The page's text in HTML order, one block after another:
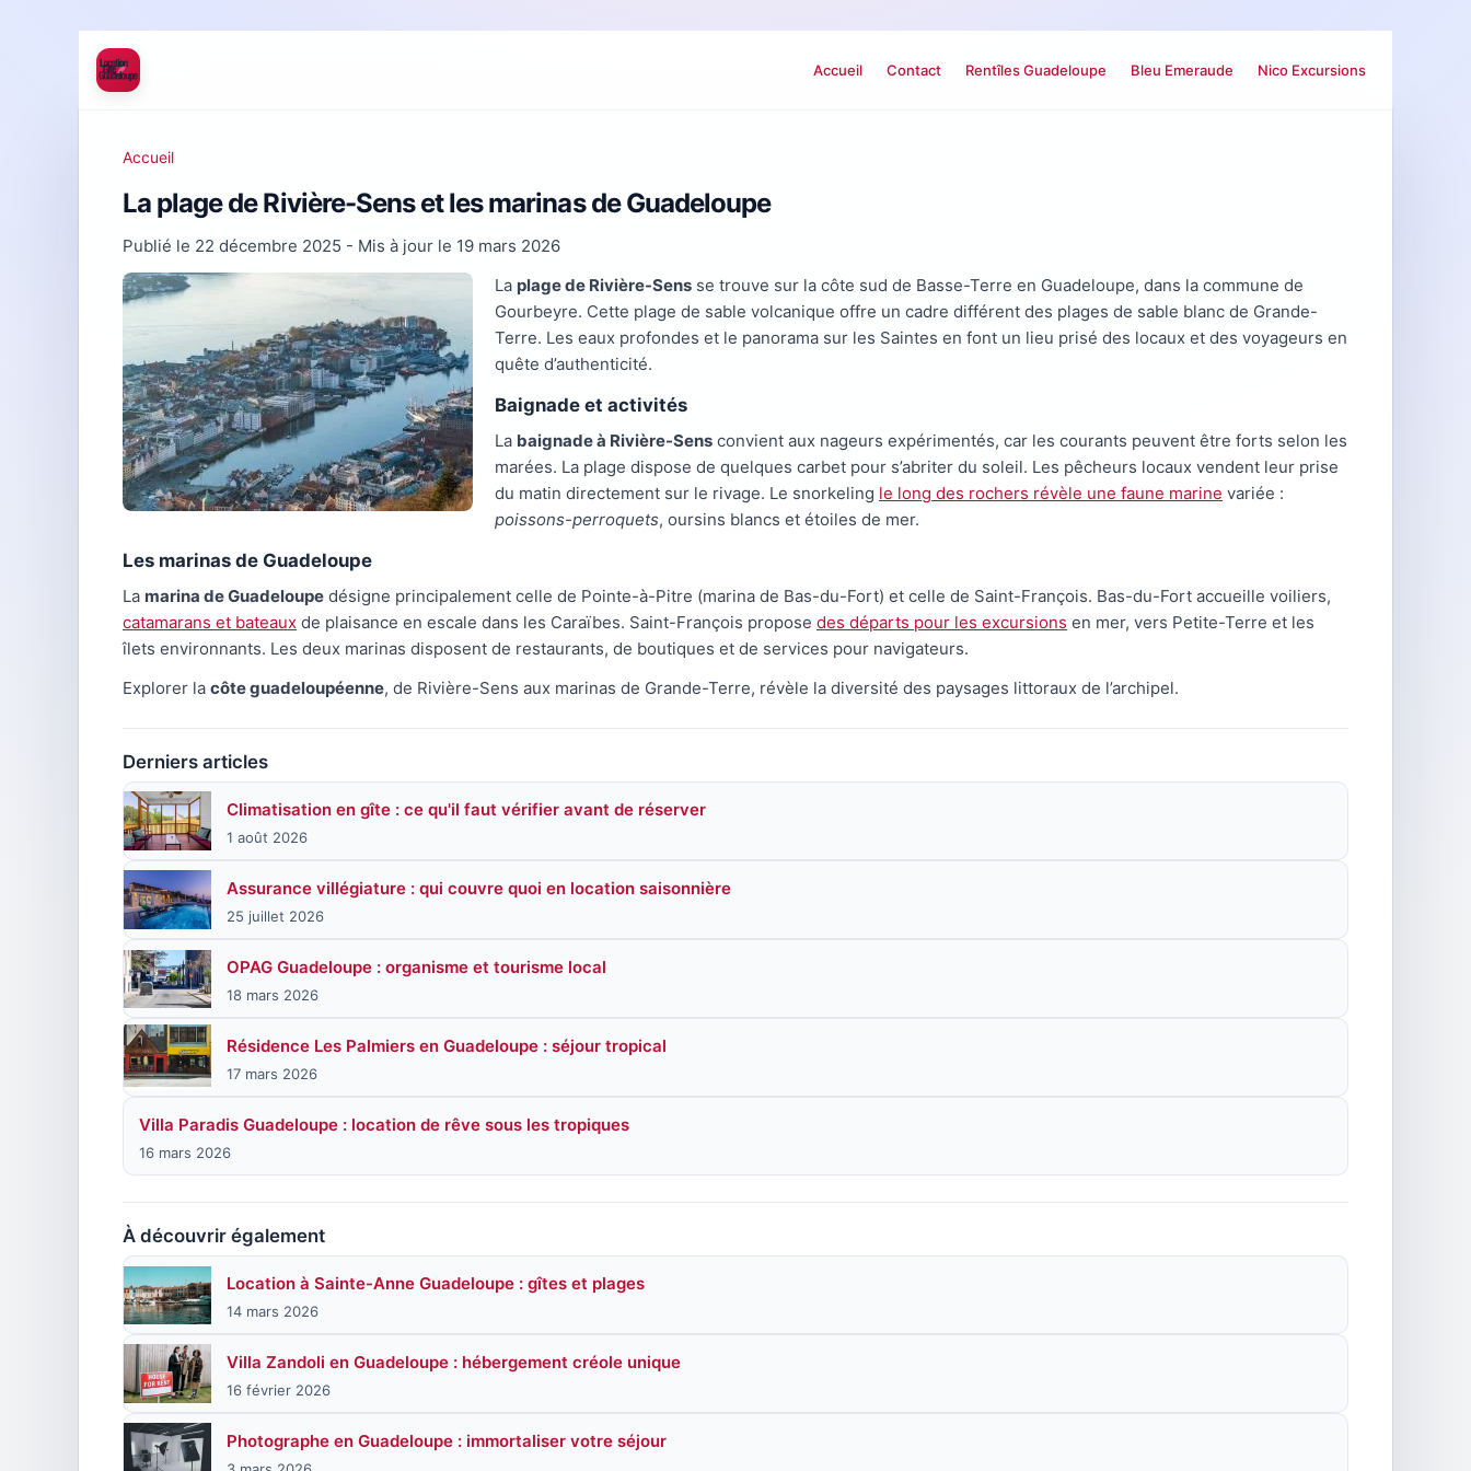
Accueil Contact Rentîles Guadeloupe Bleu Emeraude Nico Excursions
Accueil
La plage de Rivière-Sens et les marinas de Guadeloupe
Publié le 22 décembre 2025 - Mis à jour le 19 mars 2026
La plage de Rivière-Sens se trouve sur la côte sud de Basse-Terre en Guadeloupe, dans la commune de
Gourbeyre. Cette plage de sable volcanique offre un cadre différent des plages de sable blanc de Grande-
Terre. Les eaux profondes et le panorama sur les Saintes en font un lieu prisé des locaux et des voyageurs en
quête d’authenticité.
Baignade et activités
La baignade à Rivière-Sens convient aux nageurs expérimentés, car les courants peuvent être forts selon les
marées. La plage dispose de quelques carbet pour s’abriter du soleil. Les pêcheurs locaux vendent leur prise
du matin directement sur le rivage. Le snorkeling le long des rochers révèle une faune marine variée :
poissons-perroquets, oursins blancs et étoiles de mer.
Les marinas de Guadeloupe
La marina de Guadeloupe désigne principalement celle de Pointe-à-Pitre (marina de Bas-du-Fort) et celle de Saint-François. Bas-du-Fort accueille voiliers,
catamarans et bateaux de plaisance en escale dans les Caraïbes. Saint-François propose des départs pour les excursions en mer, vers Petite-Terre et les
îlets environnants. Les deux marinas disposent de restaurants, de boutiques et de services pour navigateurs.
Explorer la côte guadeloupéenne, de Rivière-Sens aux marinas de Grande-Terre, révèle la diversité des paysages littoraux de l’archipel.
Derniers articles
Climatisation en gîte : ce qu'il faut vérifier avant de réserver
1 août 2026
Assurance villégiature : qui couvre quoi en location saisonnière
25 juillet 2026
OPAG Guadeloupe : organisme et tourisme local
18 mars 2026
Résidence Les Palmiers en Guadeloupe : séjour tropical
17 mars 2026
Villa Paradis Guadeloupe : location de rêve sous les tropiques
16 mars 2026
À découvrir également
Location à Sainte-Anne Guadeloupe : gîtes et plages
14 mars 2026
Villa Zandoli en Guadeloupe : hébergement créole unique
16 février 2026
Photographe en Guadeloupe : immortaliser votre séjour